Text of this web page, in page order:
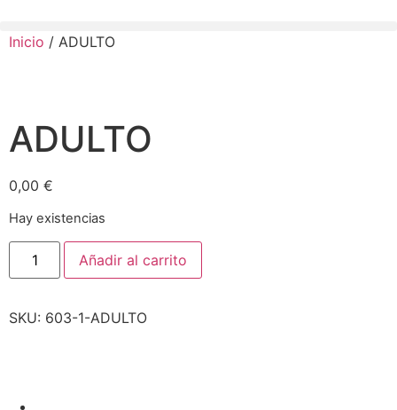
Inicio / ADULTO
ADULTO
0,00 €
Hay existencias
Añadir al carrito
SKU: 603-1-ADULTO